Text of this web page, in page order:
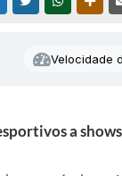
Velocidade
a